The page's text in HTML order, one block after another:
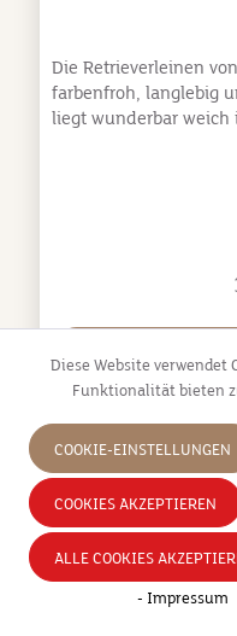
Die Retrieverleinen
farbenfroh, langlebig
liegt wunderbar weich
cm in zwei
Diese Website verwendet
Funktionalität bieten
COOKIE-EINSTELLUNGEN
COOKIES AKZEPTIEREN
ALLE COOKIES
- Impressum